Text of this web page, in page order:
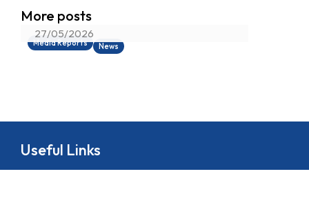
More posts
Media Reports News
射箭比賽」總冠軍
27/05/2026
Useful Links